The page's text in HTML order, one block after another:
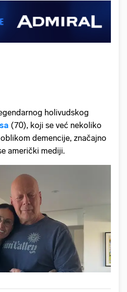
holivudskog
(70), koji se već nekoliko
demencije, značajno
američki mediji.